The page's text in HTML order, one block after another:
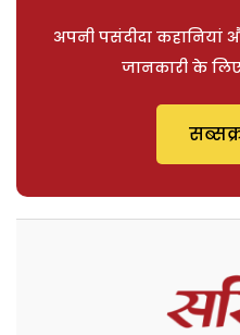
अपनी पसंदीदा कहानियां
जानकारी के